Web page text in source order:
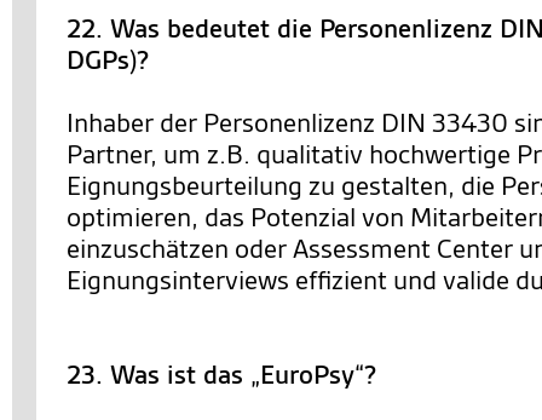
22. Was bedeutet die Personenlizenz
DGPs)?
Inhaber der Personenlizenz DIN 33430
Partner, um z.B. qualitativ hochwertige
Eignungsbeurteilung zu gestalten, die
optimieren, das Potenzial von
einzuschätzen oder Assessment Center
Eignungsinterviews effizient und valide
23. Was ist das „EuroPsy“?